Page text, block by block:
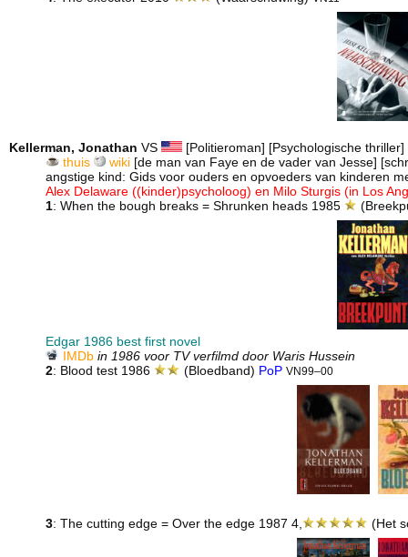
Kellerman, Jonathan VS
[Politieroman] [Psychologische
thuis
wiki[de man van Faye en de vader van Jesse]
angstige kind: Gids voor ouders en opvoeders van kinderen
Alex Delaware ((kinder)psycholoog) en Milo Sturgis (in Los
1: When the bough breaks = Shrunken heads 1985
Edgar 1986 best first novel
IMDb in 1986 voor TV verfilmd door Waris Hussein
2: Blood test 1986 (Bloedband) PoP VN99–00
3: The cutting edge = Over the edge 1987 4, (Het